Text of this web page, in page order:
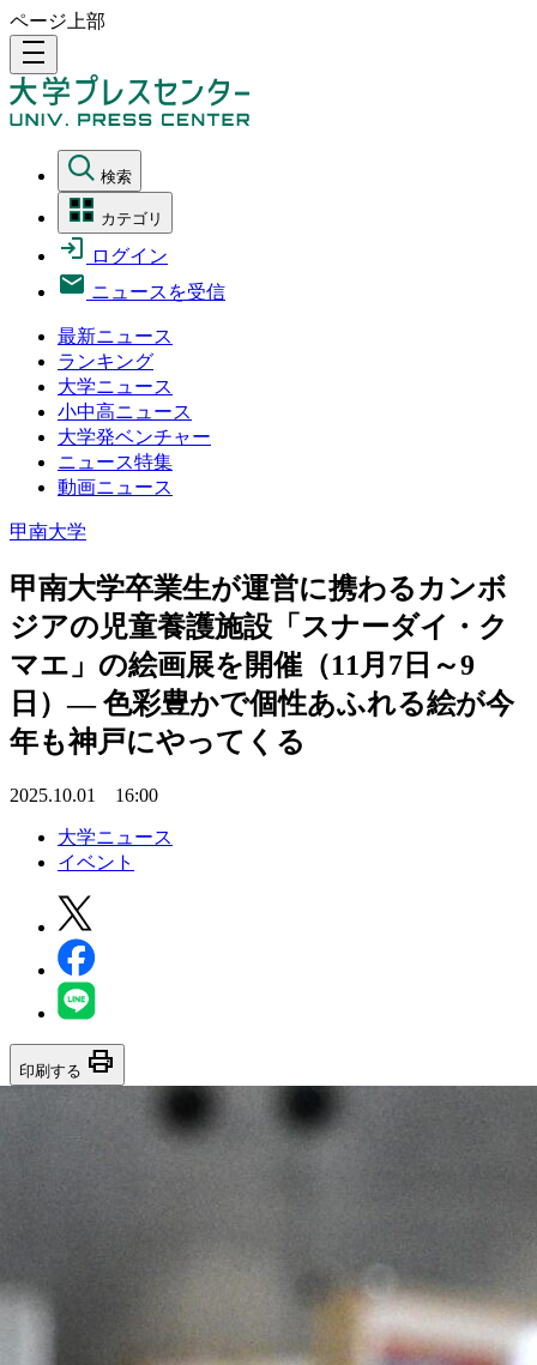
ページ上部
density_medium
検索
カテゴリ
ログイン
ニュースを受信
最新ニュース
ランキング
大学ニュース
小中高ニュース
大学発ベンチャー
ニュース特集
動画ニュース
甲南大学
甲南大学卒業生が運営に携わるカンボ
ジアの児童養護施設「スナーダイ・ク
マエ」の絵画展を開催（11月7日～9
日）― 色彩豊かで個性あふれる絵が今
年も神戸にやってくる
2025.10.01 16:00
大学ニュース
イベント
印刷する print